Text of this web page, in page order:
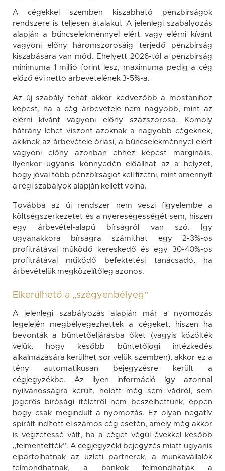
A cégekkel szemben kiszabható pénzbírságok
rendszere is teljesen átalakul. A jelenlegi szabályozás
alapján a bűncselekménnyel elért vagy elérni kívánt
vagyoni előny háromszorosáig terjedő pénzbírság
kiszabására van mód. Ehelyett 2026-tól a pénzbírság
minimuma 1 millió forint lesz, maximuma pedig a cég
előző évi nettó árbevételének 3-5%-a.
Az új szabály tehát akkor kedvezőbb a mostanihoz
képest, ha a cég árbevétele nem nagyobb, mint az
elérni kívánt vagyoni előny százszorosa. Komoly
hátrány lehet viszont azoknak a nagyobb cégeknek,
akiknek az árbevétele óriási, a bűncselekménnyel elért
vagyoni előny azonban ehhez képest marginális.
Ilyenkor ugyanis könnyedén előállhat az a helyzet,
hogy jóval több pénzbírságot kell fizetni, mint amennyit
a régi szabályok alapján kellett volna.
Továbbá az új rendszer nem veszi figyelembe a
költségszerkezetet és a nyereségességét sem, hiszen
egy árbevétel-alapú bírságról van szó. Így
ugyanakkora bírságra számíthat egy 2-3%-os
profitrátával működő kereskedő és egy 30-40%-os
profitrátával működő befektetési tanácsadó, ha
árbevételük megközelítőleg azonos.
Elkerülhető a „szégyenbélyeg”
A jelenlegi szabályozás alapján már a nyomozás
legelején megbélyegezhették a cégeket, hiszen ha
bevonták a büntetőeljárásba őket (vagyis közölték
velük, hogy később büntetőjogi intézkedés
alkalmazására kerülhet sor velük szemben), akkor ez a
tény automatikusan bejegyzésre került a
cégjegyzékbe. Az ilyen információ így azonnal
nyilvánosságra került, holott még sem vádról, sem
jogerős bírósági ítéletről nem beszélhettünk, éppen
hogy csak megindult a nyomozás. Ez olyan negatív
spirált indított el számos cég esetén, amely még akkor
is végzetessé vált, ha a céget végül évekkel később
„felmentették”. A cégjegyzéki bejegyzés miatt ugyanis
elpártolhatnak az üzleti partnerek, a munkavállalók
felmondhatnak, a bankok felmondhatják a